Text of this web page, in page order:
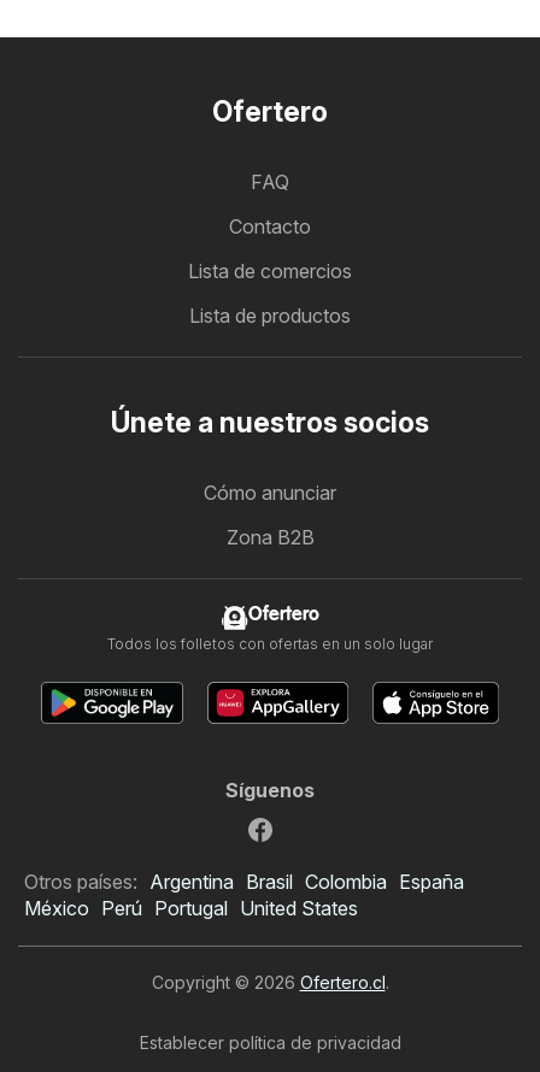
Ofertero
FAQ
Contacto
Lista de comercios
Lista de productos
Únete a nuestros socios
Cómo anunciar
Zona B2B
Ofertero
Todos los folletos con ofertas en un solo lugar
Síguenos
Otros países: Argentina Brasil Colombia España
México Perú Portugal United States
Copyright © 2026 Ofertero.cl.
Establecer política de privacidad